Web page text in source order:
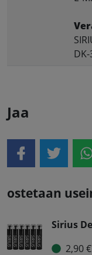
Jaa
ostetaan
Sirius
2,90